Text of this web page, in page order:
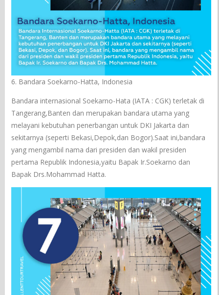
6. Bandara Soekarno-Hatta, Indonesia
Bandara internasional Soekarno-Hata (IATA : CGK) terletak di
Tangerang,Banten dan merupakan bandara utama yang
melayani kebutuhan penerbangan untuk DKI Jakarta dan
sekitarnya (seperti Bekasi,Depok,dan Bogor).Saat ini,bandara
yang mengambil nama dari presiden dan wakil presiden
pertama Republik Indonesia,yaitu Bapak Ir.Soekarno dan
Bapak Drs.Mohammad Hatta.